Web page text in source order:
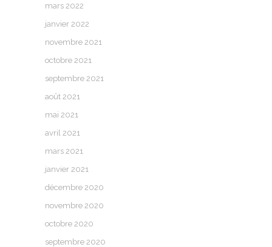
mars 2022
janvier 2022
novembre 2021
octobre 2021
septembre 2021
août 2021
mai 2021
avril 2021
mars 2021
janvier 2021
décembre 2020
novembre 2020
octobre 2020
septembre 2020